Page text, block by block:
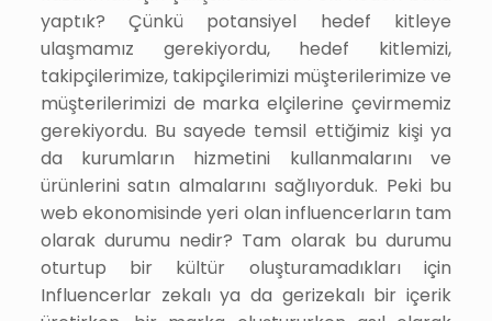
yaptık? Çünkü potansiyel hedef kitleye
ulaşmamız gerekiyordu, hedef kitlemizi,
takipçilerimize, takipçilerimizi müşterilerimize ve
müşterilerimizi de marka elçilerine çevirmemiz
gerekiyordu. Bu sayede temsil ettiğimiz kişi ya
da kurumların hizmetini kullanmalarını ve
ürünlerini satın almalarını sağlıyorduk. Peki bu
web ekonomisinde yeri olan influencerların tam
olarak durumu nedir? Tam olarak bu durumu
oturtup bir kültür oluşturamadıkları için
Influencerlar zekalı ya da gerizekalı bir içerik